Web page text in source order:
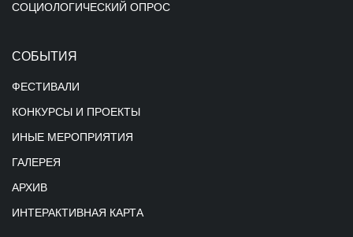
СОЦИОЛОГИЧЕСКИЙ ОПРОС
СОБЫТИЯ
ФЕСТИВАЛИ
КОНКУРСЫ И ПРОЕКТЫ
ИНЫЕ МЕРОПРИЯТИЯ
ГАЛЕРЕЯ
АРХИВ
ИНТЕРАКТИВНАЯ КАРТА